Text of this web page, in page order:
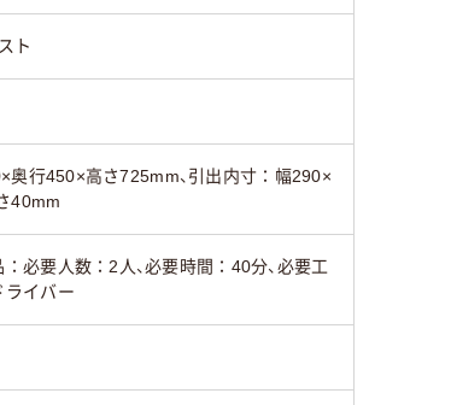
：3年、機構・可
2年、外装・表面
動部：2年、外装・表面
ト
奥行450×高さ725mm、引出内寸：幅290×
40mm
必要人数：2人、必要時間：40分、必要工
ライバー